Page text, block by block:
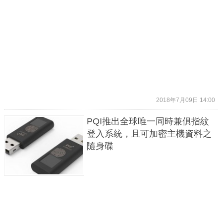
2018年7月09日 14:00
PQI推出全球唯一同時兼俱指紋
登入系統，且可加密主機資料之
隨身碟